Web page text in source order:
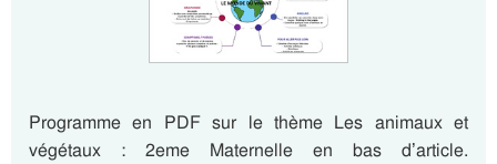
Programme en PDF sur le thème Les animaux et
végétaux : 2eme Maternelle en bas d’article.